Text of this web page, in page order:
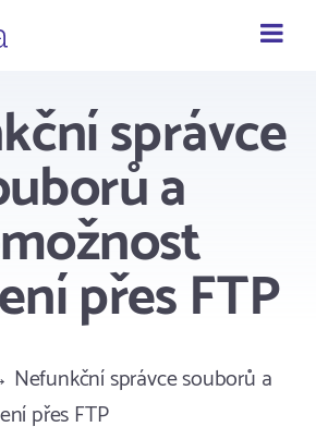
správce
a
přes FTP
správce souborů a
přes FTP